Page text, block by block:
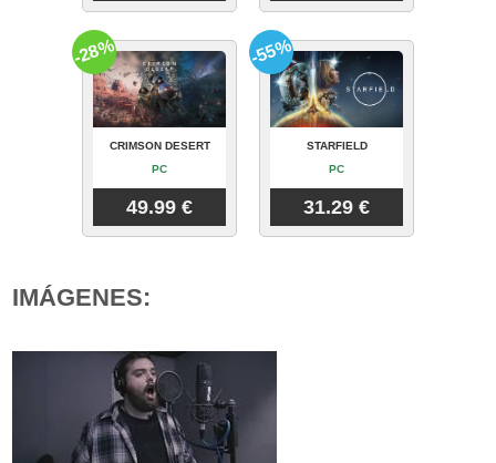
CRIMSON DESERT
PC
49.99 €
-28%
STARFIELD
PC
31.29 €
-55%
IMÁGENES: